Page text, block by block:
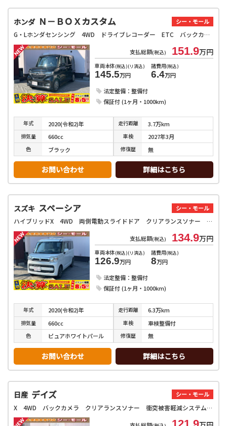
ホンダ Ｎ－ＢＯＸカスタム シー・モール
G・Lホンダセンシング 4WD ドライブレコーダー ETC バックカメラ 両側電動スライドドア ナビ クリアランスソナー オートクルーズコントロール レーンアシスト 衝突被害軽減システム オートライト スマートキー
支払総額(税込) 151.9万円
車両本体(税込)(リ済込)
145.5万円
諸費用(税込)
6.4万円
法定整備：整備付
保証付 (1ヶ月・1000km)
年式 2020(令和2)年 走行距離 3.7万km
排気量 660cc 車検 2027年3月
色 ブラック 修復歴 無
お問い合わせ 詳細はこちら
スズキ スペーシア シー・モール
ハイブリッドX 4WD 両側電動スライドドア クリアランスソナー レーンアシスト 衝突被害軽減システム オートライト スマートキー アイドリングストップ 電動格納ミラー シートヒーター ベンチシート CVT
支払総額(税込) 134.9万円
車両本体(税込)(リ済込)
126.9万円
諸費用(税込)
8万円
法定整備：整備付
保証付 (1ヶ月・1000km)
年式 2020(令和2)年 走行距離 6.3万km
排気量 660cc 車検 車検整備付
色 ピュアホワイトパール 修復歴 無
お問い合わせ 詳細はこちら
日産 デイズ シー・モール
X 4WD バックカメラ クリアランスソナー 衝突被害軽減システム オートライト スマートキー アイドリングストップ 電動格納ミラー シートヒーター ベンチシート CVT 盗難防止システム ABS ESC